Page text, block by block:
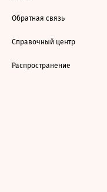
Обратная связь
Справочный центр
Распространение